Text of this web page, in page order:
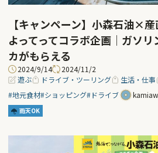
【キャンペーン】小森石油×
よってってコラボ企画｜ガソリ
カがもらえる
2024/9/14
2024/11/2
遊ぶ
ドライブ・ツーリング 生活・仕事
#地元食材#ショッピング#ドライブ
雨天OK